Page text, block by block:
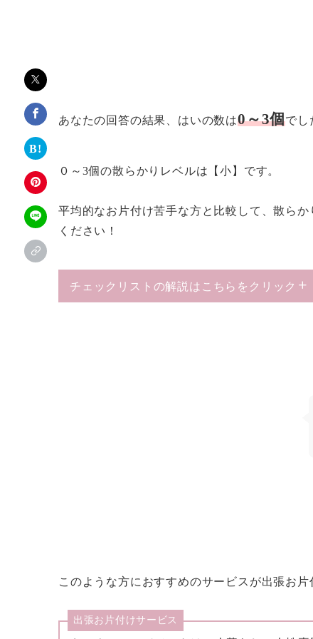
あなたの回答の結果、はいの数は0～3個でし
０～3個の散らかりレベルは【小】です。
平均的なお片付け苦手な方と比較して、散ら
ください！
チェックリストの解説はこちらをクリック
このような方におすすめのサービスが出張お片
出張お片付けサービス